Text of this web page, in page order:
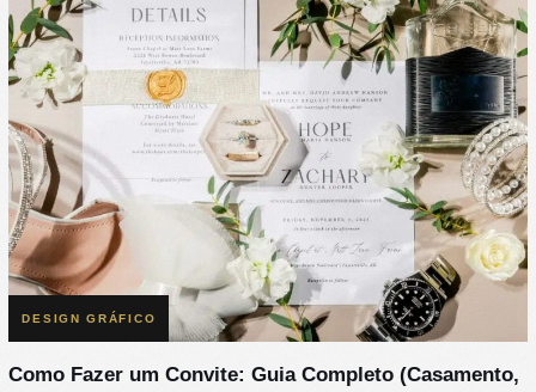
DESIGN GRÁFICO
Como Fazer um Convite: Guia Completo (Casamento,